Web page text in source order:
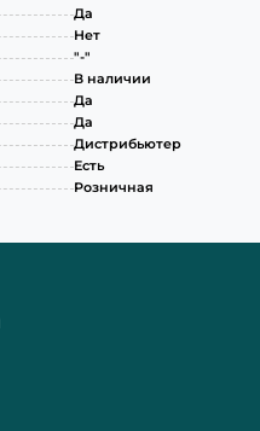
Да
Нет
"-"
В наличии
Да
Да
Дистрибьютер
Есть
Розничная